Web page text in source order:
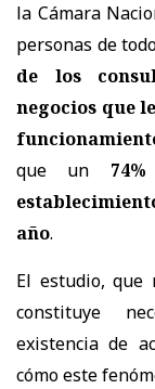
la Cámara
personas de
de los
negocios que
que un
año.
El estudio, que
constituye
existencia de
cómo este